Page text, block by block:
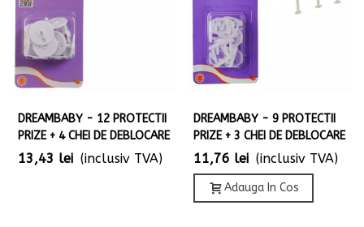
DREAMBABY - 12 PROTECTII
PRIZE + 4 CHEI DE DEBLOCARE
13,43 lei (inclusiv TVA)
DREAMBABY - 9 PROTECTII
PRIZE + 3 CHEI DE DEBLOCARE
11,76 lei (inclusiv TVA)
Adauga In Cos